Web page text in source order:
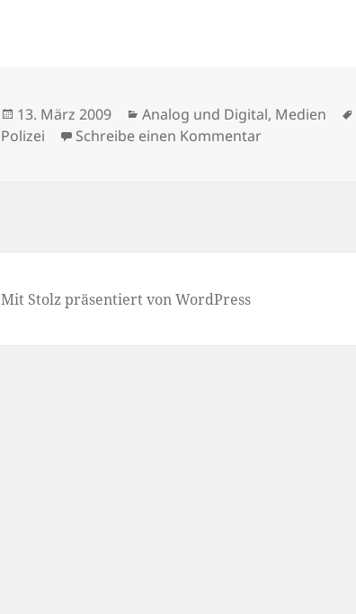
Veröffentlicht
am
13. März 2009 Kategorien
Analog und Digital, Medien
Polizei
Schreibe einen Kommentarzu Neue Welt
Mit Stolz präsentiert von WordPress